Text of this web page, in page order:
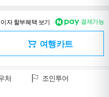
자 할부혜택 보기 결제가능
여행카트
처
조인투어